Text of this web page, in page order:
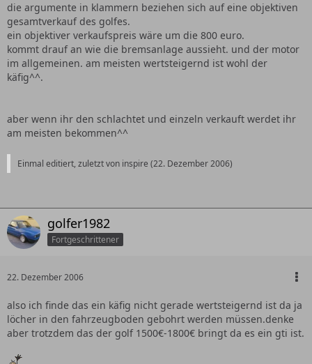
die argumente in klammern beziehen sich auf eine objektiven
gesamtverkauf des golfes.
ein objektiver verkaufspreis wäre um die 800 euro.
kommt drauf an wie die bremsanlage aussieht. und der motor
im allgemeinen. am meisten wertsteigernd ist wohl der
käfig^^.
aber wenn ihr den schlachtet und einzeln verkauft werdet ihr
am meisten bekommen^^
Einmal editiert, zuletzt von inspire (22. Dezember 2006)
golfer1982
Fortgeschrittener
22. Dezember 2006
also ich finde das ein käfig nicht gerade wertsteigernd ist da ja
löcher in den fahrzeugboden gebohrt werden müssen.denke
aber trotzdem das der golf 1500€-1800€ bringt da es ein gti ist.